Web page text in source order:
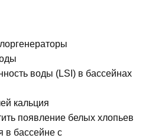
воды (LSI) в бассейнах
кальция
появление белых хлопьев
в бассейне с